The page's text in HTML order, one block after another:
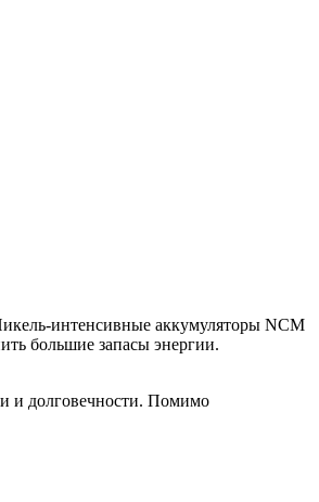
интенсивные аккумуляторы NCM
большие запасы энергии.
и долговечности. Помимо